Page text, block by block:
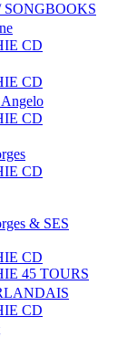
SONGBOOKS
CD
CD
CD
CD
& SES
CD
45 TOURS
CD